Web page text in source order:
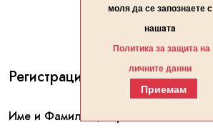
Регистрация
Име и Фамилия / Организация*
моля да се запознаете с
нашaтa
Политика за защита на
личните данни
Приемам